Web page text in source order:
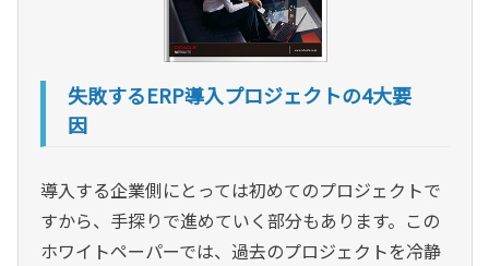
失敗するERP導入プロジェクトの4大要
因
導入する企業側にとっては初めてのプロジェクトで
すから、手探りで進めていく部分もあります。この
ホワイトペーパーでは、過去のプロジェクトを冷静